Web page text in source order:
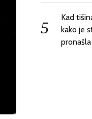
Kad
kako je